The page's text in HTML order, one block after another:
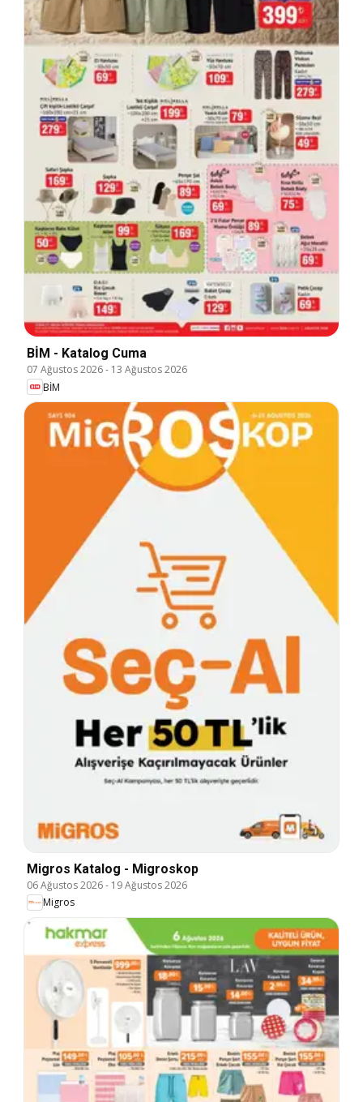
BİM - Katalog Cuma
07 Ağustos 2026- 13 Ağustos 2026
BİM
Migros Katalog - Migroskop
06 Ağustos 2026- 19 Ağustos 2026
Migros